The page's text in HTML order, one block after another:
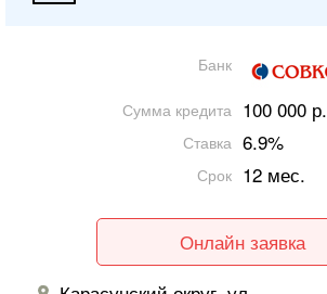
Банк
Сумма кредита 100 000 р.
Ставка 6.9%
Срок 12 мес.
Онлайн заявка